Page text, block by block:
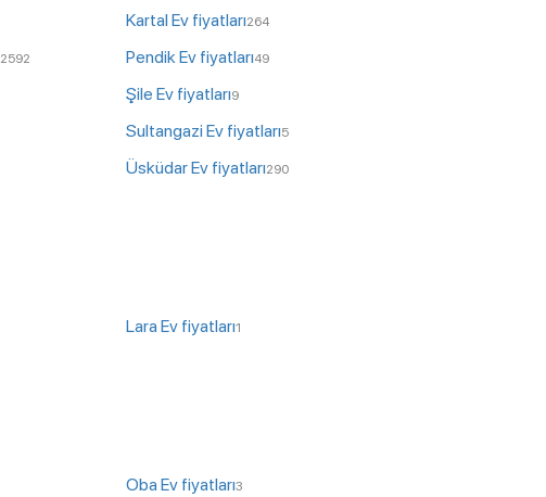
Kartal Ev fiyatları264
2592 Pendik Ev fiyatları49
Şile Ev fiyatları9
Sultangazi Ev fiyatları5
Üsküdar Ev fiyatları290
Lara Ev fiyatları1
Oba Ev fiyatları3